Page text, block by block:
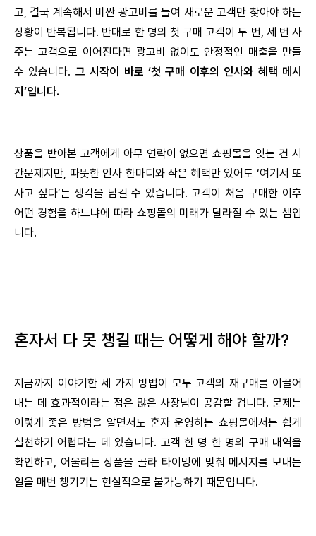
고, 결국 계속해서 비싼 광고비를 들여 새로운 고객만 찾아야 하는
상황이 반복됩니다. 반대로 한 명의 첫 구매 고객이 두 번, 세 번 사
주는 고객으로 이어진다면 광고비 없이도 안정적인 매출을 만들
수 있습니다. 그 시작이 바로 ‘첫 구매 이후의 인사와 혜택 메시
지’입니다.
상품을 받아본 고객에게 아무 연락이 없으면 쇼핑몰을 잊는 건 시
간문제지만, 따뜻한 인사 한마디와 작은 혜택만 있어도 ‘여기서 또
사고 싶다’는 생각을 남길 수 있습니다. 고객이 처음 구매한 이후
어떤 경험을 하느냐에 따라 쇼핑몰의 미래가 달라질 수 있는 셈입
니다.
혼자서 다 못 챙길 때는 어떻게 해야 할까?
지금까지 이야기한 세 가지 방법이 모두 고객의 재구매를 이끌어
내는 데 효과적이라는 점은 많은 사장님이 공감할 겁니다. 문제는
이렇게 좋은 방법을 알면서도 혼자 운영하는 쇼핑몰에서는 쉽게
실천하기 어렵다는 데 있습니다. 고객 한 명 한 명의 구매 내역을
확인하고, 어울리는 상품을 골라 타이밍에 맞춰 메시지를 보내는
일을 매번 챙기기는 현실적으로 불가능하기 때문입니다.